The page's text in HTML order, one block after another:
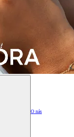
O nás